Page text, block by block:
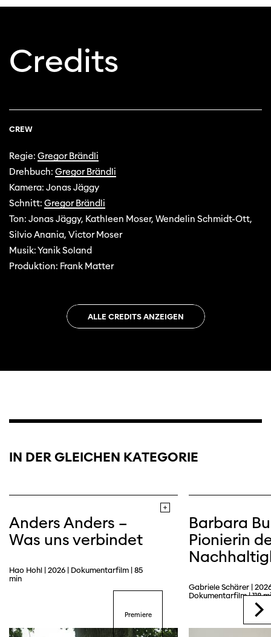
Credits
CREW
Regie: Gregor Brändli
Drehbuch: Gregor Brändli
Kamera: Jonas Jäggy
Schnitt: Gregor Brändli
Ton: Jonas Jäggy, Kathleen Moser, Wendelin Schmidt-Ott,
Silvio Anania, Victor Moser
Musik: Yanik Soland
Produktion: Frank Matter
Webseite
ALLE CREDITS ANZEIGEN
IN DER GLEICHEN KATEGORIE
Anders Anders –
Was uns verbindet
Hao Hohl | 2026 | Dokumentarfilm | 85
min
Premiere
Barbara
Pionierin
Gabriele Schärer |
Dokumentarfilm | 118